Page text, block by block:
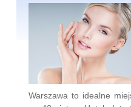
Warszawa to idealne